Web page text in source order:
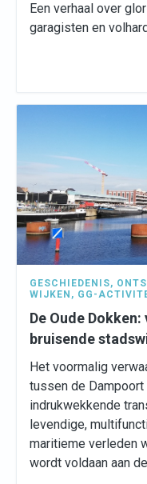
Een verhaal over
garagisten en
GESCHIEDENIS,
WIJKEN , GG-
De Oude
bruisende
Het voormalig
tussen de
indrukwekkende
levendige,
maritieme verleden
wordt voldaan aan